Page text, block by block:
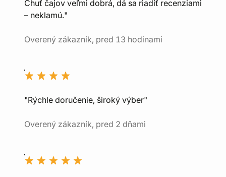
Chuť čajov veľmi dobrá, dá sa riadiť recenziami
– neklamú."
Overený zákazník, pred 13 hodinami
"Rýchle doručenie, široký výber"
Overený zákazník, pred 2 dňami